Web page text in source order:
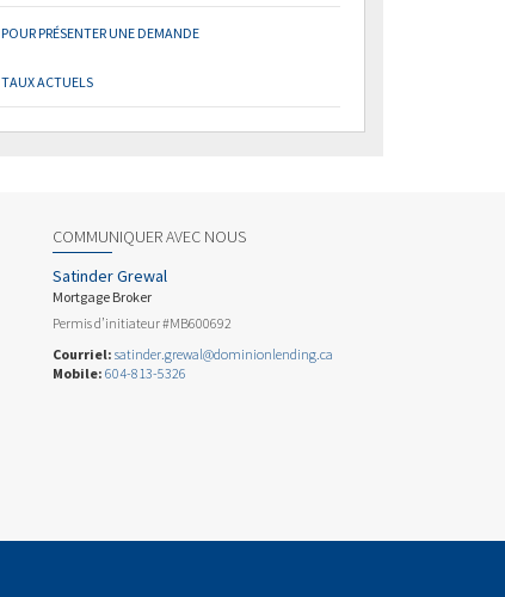
POUR PRÉSENTER UNE DEMANDE
TAUX ACTUELS
COMMUNIQUER AVEC NOUS
Satinder Grewal
Mortgage Broker
Permis d’initiateur #MB600692
Courriel: satinder.grewal@dominionlending.ca
Mobile: 604-813-5326